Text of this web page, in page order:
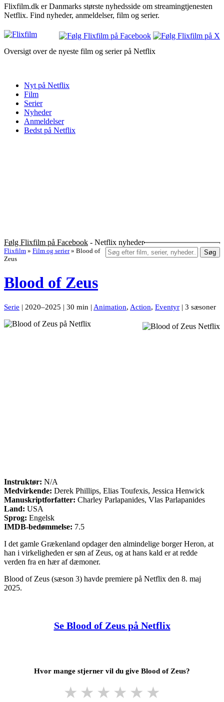
Flixfilm.dk er Danmarks største nyhedsside om streamingtjenesten
Netflix. Find nyheder, anmeldelser, film og serier.
Oversigt over de nyeste film og serier på Netflix
Nyt på Netflix
Film
Serier
Nyheder
Anmeldelser
Bedst på Netflix
Følg Flixfilm på Facebook - Netflix nyheder
Søg
Flixfilm » Film og serier » Blood of
Zeus
Blood of Zeus
Serie | 2020–2025 | 30 min | Animation, Action, Eventyr | 3 sæsoner
Instruktør: N/A
Medvirkende: Derek Phillips, Elias Toufexis, Jessica Henwick
Manuskriptforfatter: Charley Parlapanides, Vlas Parlapanides
Land: USA
Sprog: Engelsk
IMDB-bedømmelse: 7.5
I det gamle Grækenland opdager den almindelige borger Heron, at
han i virkeligheden er søn af Zeus, og at hans kald er at redde
verden fra en hær af dæmoner.
Blood of Zeus (sæson 3) havde premiere på Netflix den 8. maj
2025.
Se Blood of Zeus på Netflix
Hvor mange stjerner vil du give Blood of Zeus?
★ ★ ★ ★ ★ ★